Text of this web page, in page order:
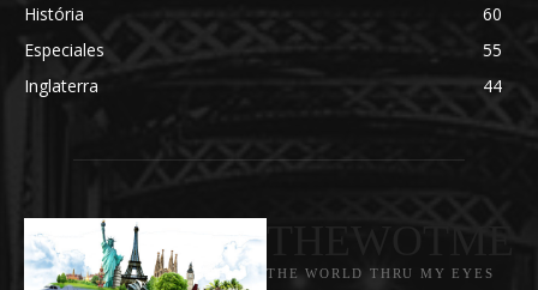
História
60
Especiales
55
Inglaterra
44
THE WORLD THRU MY EYES